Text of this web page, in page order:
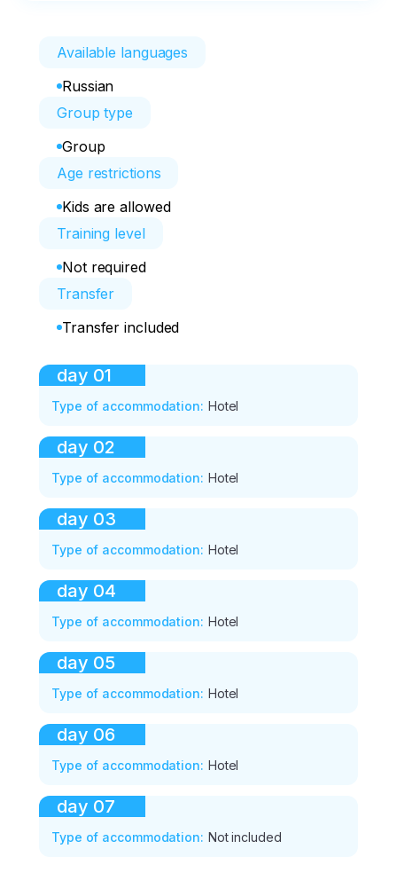
Available languages
Russian
Group type
Group
Age restrictions
Kids are allowed
Training level
Not required
Transfer
Transfer included
day 01
Type of accommodation: Hotel
day 02
Type of accommodation: Hotel
day 03
Type of accommodation: Hotel
day 04
Type of accommodation: Hotel
day 05
Type of accommodation: Hotel
day 06
Type of accommodation: Hotel
day 07
Type of accommodation: Not included